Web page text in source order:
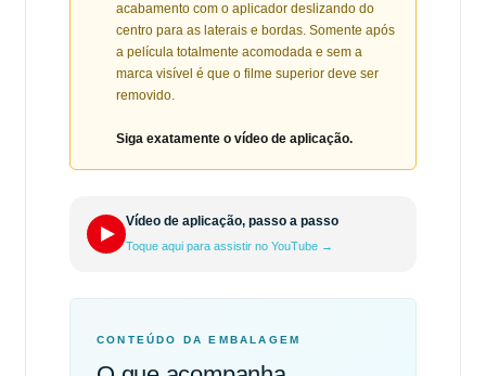
acabamento com o aplicador deslizando do
centro para as laterais e bordas. Somente após
a película totalmente acomodada e sem a
marca visível é que o filme superior deve ser
removido.
Siga exatamente o vídeo de aplicação.
Vídeo de aplicação, passo a passo
Toque aqui para assistir no YouTube →
CONTEÚDO DA EMBALAGEM